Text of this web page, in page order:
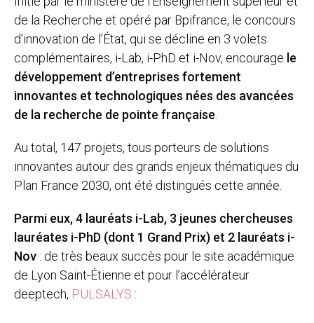
de la Recherche et opéré par Bpifrance, le concours
d’innovation de l’État, qui se décline en 3 volets
complémentaires, i-Lab, i-PhD et i-Nov, encourage le
développement d’entreprises fortement
innovantes et technologiques nées des avancées
de la recherche de pointe française
Au total, 147 projets, tous porteurs de solutions
innovantes autour des grands enjeux thématiques du
Plan France 2030, ont été distingués cette année.
Parmi eux,4 lauréats i-Lab, 3 jeunes chercheuses
lauréates i-PhD (dont 1 Grand Prix) et 2 lauréats i-
Nov : de très beaux succès pour le site académique
de Lyon Saint-Étienne et pour l’accélérateur
deeptech, PULSALYS :